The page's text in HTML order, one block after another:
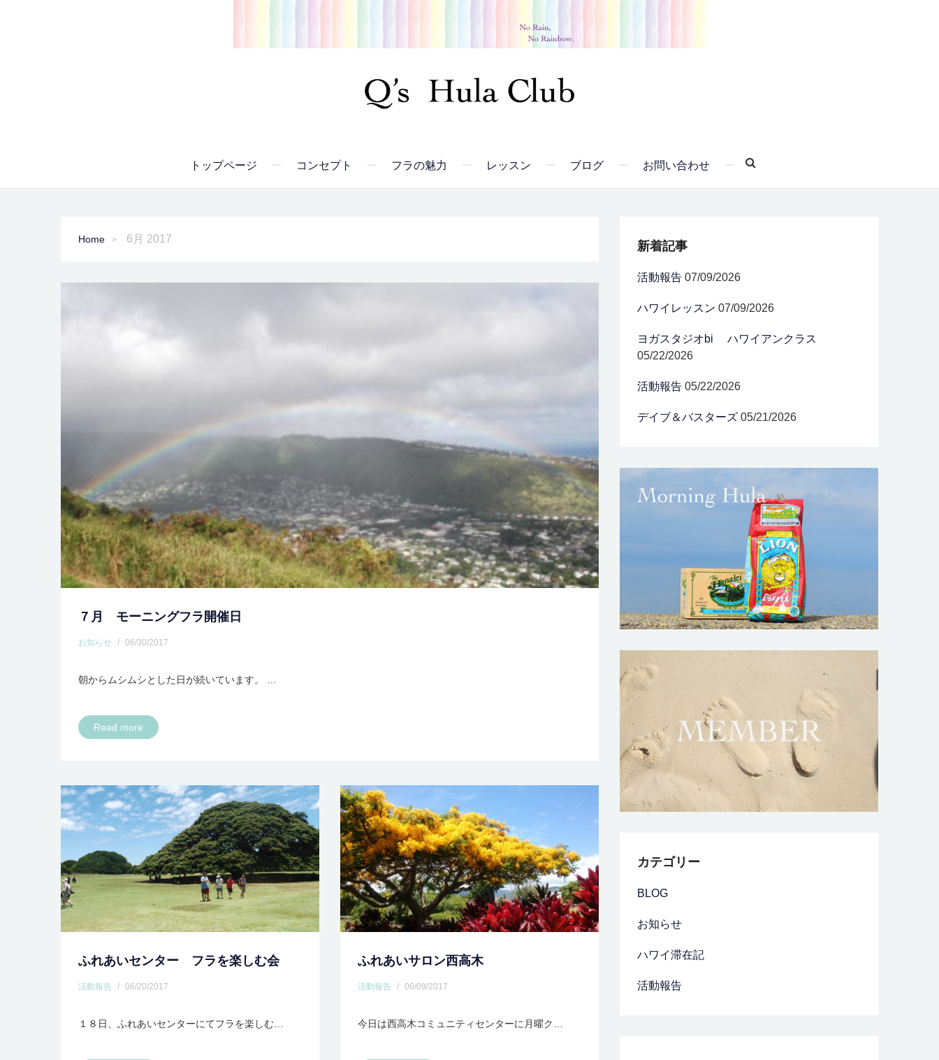
トップページ コンセプト フラの魅力 レッスン ブログ お問い合わせ
Home 6月 2017
７月 モーニングフラ開催日
お知らせ / 06/30/2017
朝からムシムシとした日が続いています。 …
Read more
ふれあいセンター フラを楽しむ会
活動報告 / 06/20/2017
１８日、ふれあいセンターにてフラを楽しむ…
ふれあいサロン西高木
活動報告 / 06/09/2017
今日は西高木コミュニティセンターに月曜ク…
新着記事
活動報告 07/09/2026
ハワイレッスン 07/09/2026
ヨガスタジオbi ハワイアンクラス
05/22/2026
活動報告 05/22/2026
デイブ＆バスターズ 05/21/2026
カテゴリー
BLOG
お知らせ
ハワイ滞在記
活動報告